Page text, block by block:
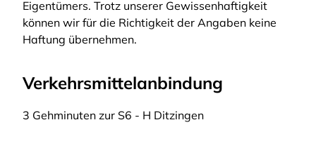
Eigentümers. Trotz unserer Gewissenhaftigkeit
können wir für die Richtigkeit der Angaben keine
Haftung übernehmen.
Verkehrsmittelanbindung
3 Gehminuten zur S6 - H Ditzingen